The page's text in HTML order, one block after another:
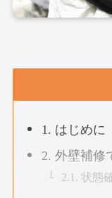
1. はじめに
2. 外壁補修
2.1. 状態